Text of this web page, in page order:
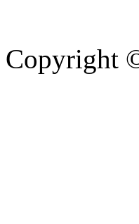
Copyright